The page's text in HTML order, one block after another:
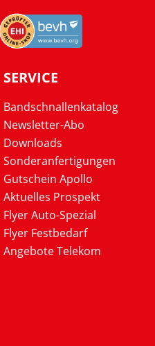
SERVICE
Bandschnallenkatalog
Newsletter-Abo
Downloads
Sonderanfertigungen
Gutschein Apollo
Aktuelles Prospekt
Flyer Auto-Spezial
Flyer Festbedarf
Angebote Telekom